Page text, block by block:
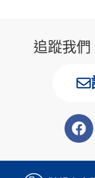
追蹤我